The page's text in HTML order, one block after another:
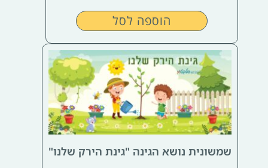
הוספה לסל
שמשונית נושא הגינה "גינת הירק שלנו"